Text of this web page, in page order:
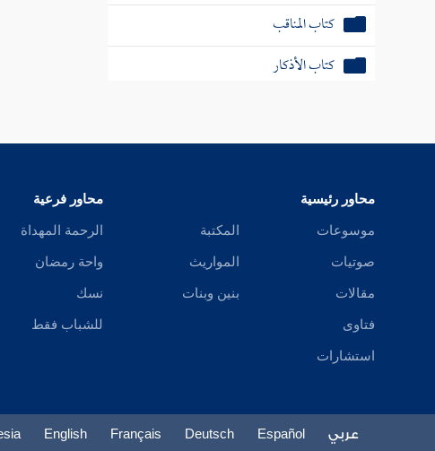
كتاب المناقب
كتاب الأذكار
كتاب التوبة
كتاب الزهد
كتاب البعث
كتاب صفة أهل النار
محاور رئيسية
موسوعات
صوتيات
مقالات
فتاوى
استشارات
المكتبة
المواريث
بنين وبنات
محاور فرعية
الرحمة المهداة
واحة رمضان
نسك
للشباب فقط
عربي Español
Deutsch
Français
English